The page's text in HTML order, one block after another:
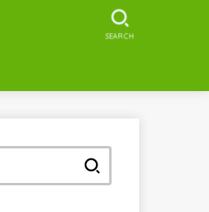
SEARCH